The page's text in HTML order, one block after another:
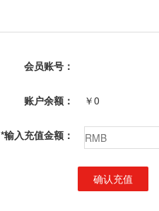
会员账号：
账户余额： ￥0
*输入充值金额：
确认充值